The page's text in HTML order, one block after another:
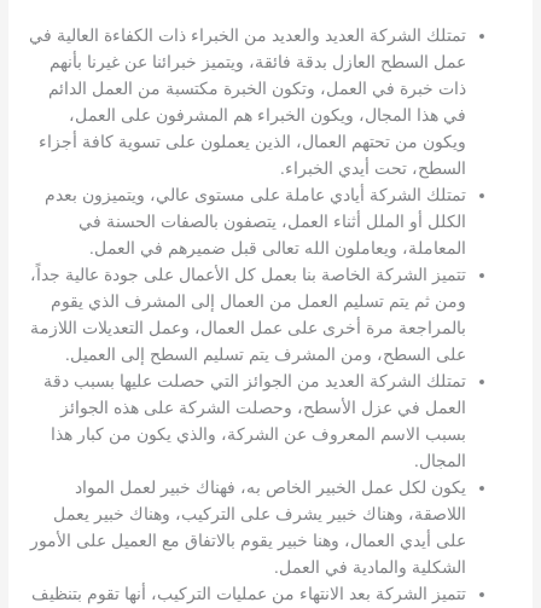
تمتلك الشركة العديد والعديد من الخبراء ذات الكفاءة العالية في
عمل السطح العازل بدقة فائقة، ويتميز خبرائنا عن غيرنا بأنهم
ذات خبرة في العمل، وتكون الخبرة مكتسبة من العمل الدائم
في هذا المجال، ويكون الخبراء هم المشرفون على العمل،
ويكون من تحتهم العمال، الذين يعملون على تسوية كافة أجزاء
السطح، تحت أيدي الخبراء.
تمتلك الشركة أيادي عاملة على مستوى عالي، ويتميزون بعدم
الكلل أو الملل أثناء العمل، يتصفون بالصفات الحسنة في
المعاملة، ويعاملون الله تعالى قبل ضميرهم في العمل.
تتميز الشركة الخاصة بنا بعمل كل الأعمال على جودة عالية جداً،
ومن ثم يتم تسليم العمل من العمال إلى المشرف الذي يقوم
بالمراجعة مرة أخرى على عمل العمال، وعمل التعديلات اللازمة
على السطح، ومن المشرف يتم تسليم السطح إلى العميل.
تمتلك الشركة العديد من الجوائز التي حصلت عليها بسبب دقة
العمل في عزل الأسطح، وحصلت الشركة على هذه الجوائز
بسبب الاسم المعروف عن الشركة، والذي يكون من كبار هذا
المجال.
يكون لكل عمل الخبير الخاص به، فهناك خبير لعمل المواد
اللاصقة، وهناك خبير يشرف على التركيب، وهناك خبير يعمل
على أيدي العمال، وهنا خبير يقوم بالاتفاق مع العميل على الأمور
الشكلية والمادية في العمل.
تتميز الشركة بعد الانتهاء من عمليات التركيب، أنها تقوم بتنظيف